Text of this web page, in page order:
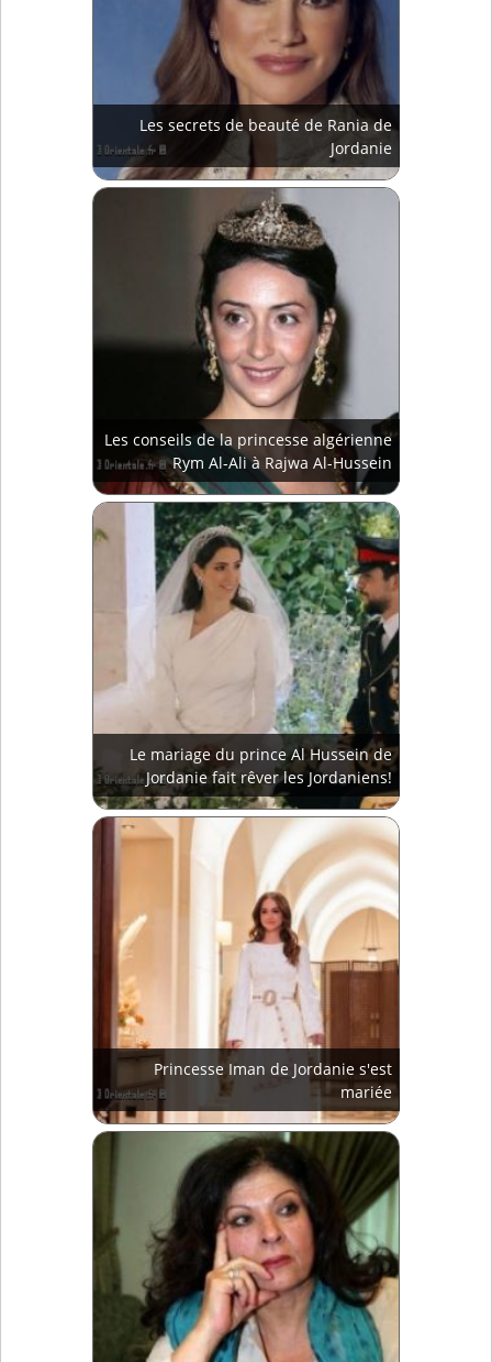
Les secrets de beauté de Rania de
Jordanie
Les conseils de la princesse algérienne
Rym Al-Ali à Rajwa Al-Hussein
Le mariage du prince Al Hussein de
Jordanie fait rêver les Jordaniens!
Princesse Iman de Jordanie s'est
mariée